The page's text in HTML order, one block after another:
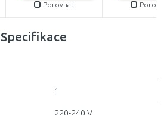
Porovnat
Specifikace
1